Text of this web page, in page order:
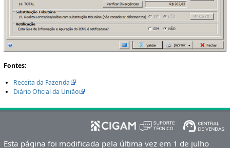
Fontes:
Receita da Fazenda
Diário Oficial da União
Esta página foi modificada pela última vez em 1 de julho